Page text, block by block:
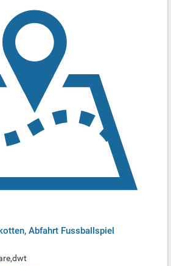
Abfahrt Fussballspiel